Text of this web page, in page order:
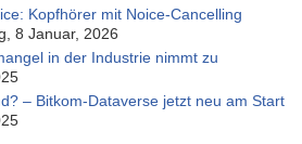
Kopfhörer mit Noice-Cancelling
8 Januar, 2026
in der Industrie nimmt zu
– Bitkom-Dataverse jetzt neu am Start